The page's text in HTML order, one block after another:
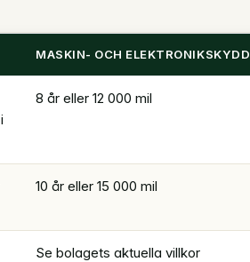
MASKIN- OCH ELEKTRONIKSKYDD
8 år eller 12 000 mil
10 år eller 15 000 mil
Se bolagets aktuella villkor